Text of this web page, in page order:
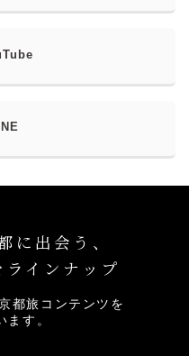
に出会う、
インナップ
都旅コンテンツを
ます。